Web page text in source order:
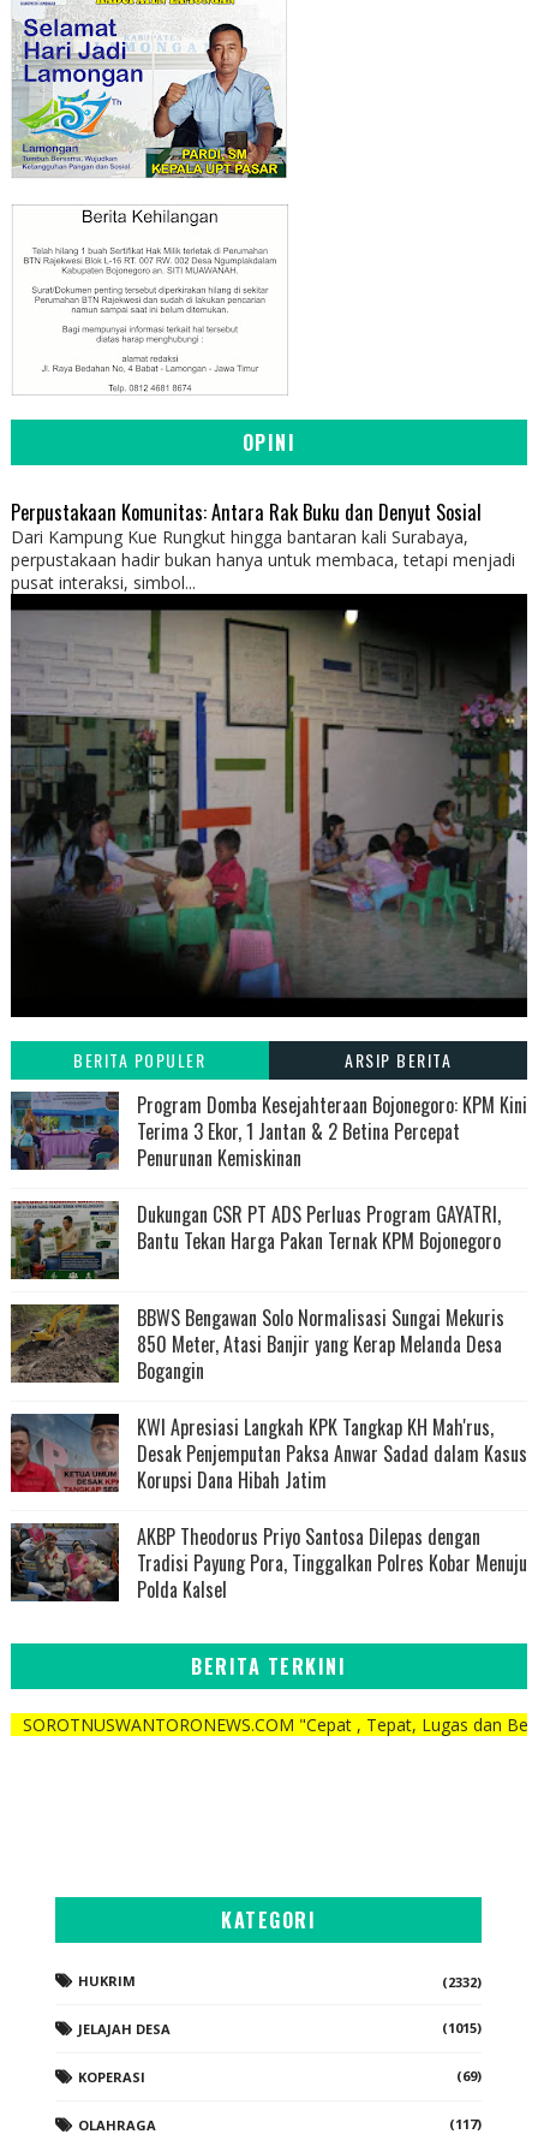
OPINI
Perpustakaan Komunitas: Antara Rak Buku dan Denyut Sosial
Dari Kampung Kue Rungkut hingga bantaran kali Surabaya,
perpustakaan hadir bukan hanya untuk membaca, tetapi menjadi
pusat interaksi, simbol...
BERITA POPULER ARSIP BERITA
Program Domba Kesejahteraan Bojonegoro: KPM Kini
Terima 3 Ekor, 1 Jantan & 2 Betina Percepat
Penurunan Kemiskinan
Dukungan CSR PT ADS Perluas Program GAYATRI,
Bantu Tekan Harga Pakan Ternak KPM Bojonegoro
BBWS Bengawan Solo Normalisasi Sungai Mekuris
850 Meter, Atasi Banjir yang Kerap Melanda Desa
Bogangin
KWI Apresiasi Langkah KPK Tangkap KH Mah'rus,
Desak Penjemputan Paksa Anwar Sadad dalam Kasus
Korupsi Dana Hibah Jatim
AKBP Theodorus Priyo Santosa Dilepas dengan
Tradisi Payung Pora, Tinggalkan Polres Kobar Menuju
Polda Kalsel
BERITA TERKINI
"Cepat , Tepat, Lugas dan Berani"
KATEGORI
HUKRIM (2332)
JELAJAH DESA (1015)
KOPERASI (69)
OLAHRAGA (117)